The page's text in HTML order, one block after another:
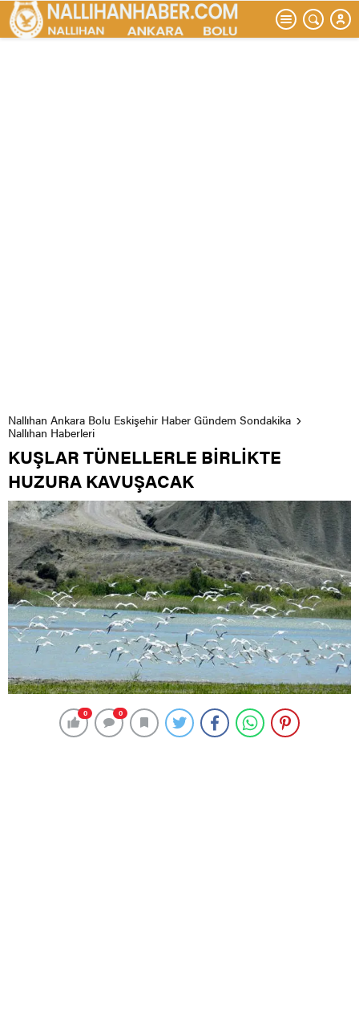
Nallıhan Ankara Bolu Eskişehir Haber Gündem Sondakika
Nallıhan Haberleri
KUŞLAR TÜNELLERLE BİRLİKTE
HUZURA KAVUŞACAK
0 0
OLAĞAN
KONGRESİ
YAPILDI İYİ